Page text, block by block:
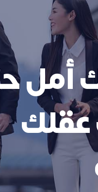
أمل
عقلك